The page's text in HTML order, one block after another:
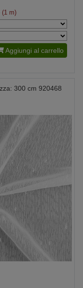
(1 m)
Aggiungi al carrello
300 cm 920468